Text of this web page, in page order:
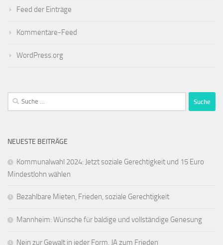
Feed der Einträge
Kommentare-Feed
WordPress.org
Suche
nach:
NEUESTE BEITRÄGE
Kommunalwahl 2024: Jetzt soziale Gerechtigkeit und 15 Euro
Mindestlohn wählen
Bezahlbare Mieten, Frieden, soziale Gerechtigkeit
Mannheim: Wünsche für baldige und vollständige Genesung
Nein zur Gewalt in jeder Form, JA zum Frieden